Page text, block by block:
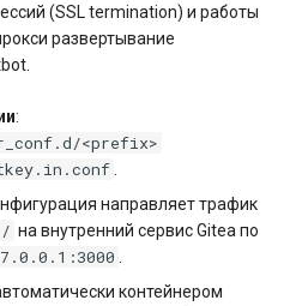
(SSL termination) и работы
развертывание
:
<prefix>
направляет трафик
/ на внутренний сервис Gitea по
контейнером